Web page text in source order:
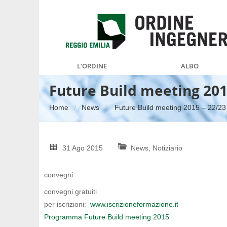
L’ORDINE ALBO
Future Build meeting
Home News Future Build meeting 2015 – 22/
31 Ago 2015 News, Notiziario
convegni
convegni gratuiti
per iscrizioni: www.iscrizioneformazione.it
Programma Future Build meeting 2015